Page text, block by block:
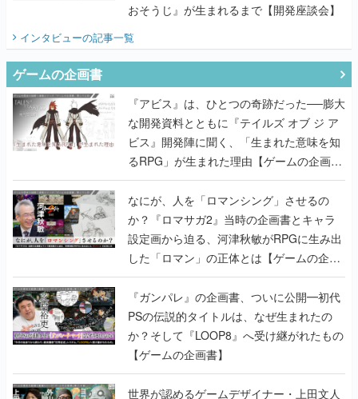
おそうじ』が生まれるまで【開発座談会】
インタビューの記事一覧
ゲームの企画書
『アビス』は、ひとつの奇跡だった──膨大
な開発資料とともに『テイルズ オブ ジ ア
ビス』開発陣に聞く、「生まれた意味を知
るRPG」が生まれた理由【ゲームの企画
書】
なにが、人を「ロマンシング」させるの
か？『ロマサガ2』当時の企画書とキャラ
設定画から迫る、河津秋敏がRPGに生み出
した「ロマン」の正体とは【ゲームの企画
書】
『ガンパレ』の企画書、ついに公開━初代
PSの伝説的タイトルは、なぜ生まれたの
か？そして『LOOP8』へ受け継がれたもの
【ゲームの企画書】
世界が認めるゲームデザイナー・上田文人